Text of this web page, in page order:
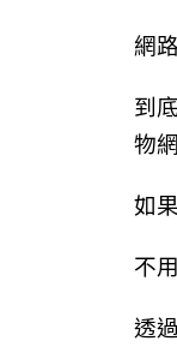
網
到
物
如
不
透